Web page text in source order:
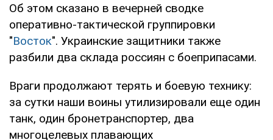
Об этом сказано в вечерней сводке
оперативно-тактической группировки
"Восток". Украинские защитники также
разбили два склада россиян с боеприпасами.
Враги продолжают терять и боевую технику:
за сутки наши воины утилизировали еще один
танк, один бронетранспортер, два
многоцелевых плавающих